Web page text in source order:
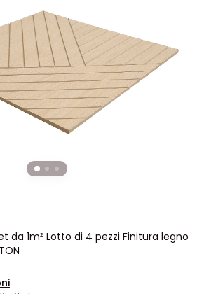
da 1m² Lotto di 4 pezzi Finitura legno